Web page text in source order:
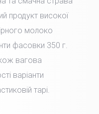
продукт високої
молоко
фасовки 350 г.
вагова
варіанти
тарі.